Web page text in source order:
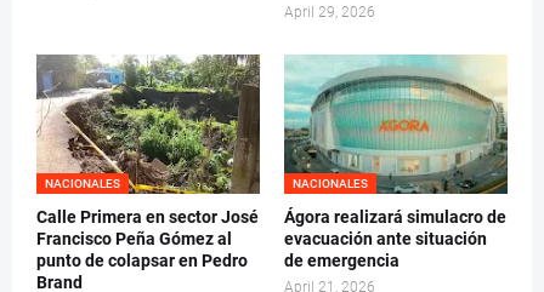
April 29, 2026
NACIONALES
Calle Primera en sector José
Francisco Peña Gómez al
punto de colapsar en Pedro
Brand
NACIONALES
Ágora realizará simulacro de
evacuación ante situación
de emergencia
April 21, 2026